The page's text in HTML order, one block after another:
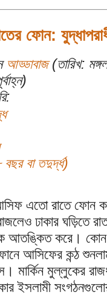
ফোন:
আড্ডাবাজ(তারিখ:
বছর বা তদুর্দ্ধ)
এতো রাতে ফোন
বাজলেও ঢাকার
আতঙ্কিত করে। কোন
আসিফের কন্ঠ
মার্কিন মুল্লুকের
ইসলামী